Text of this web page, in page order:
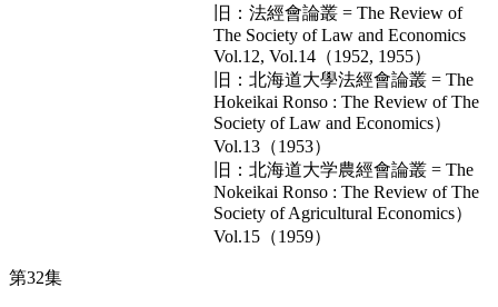
旧：法經會論叢 = The Review of
The Society of Law and Economics
Vol.12, Vol.14（1952, 1955）
旧：北海道大學法經會論叢 = The
Hokeikai Ronso : The Review of The
Society of Law and Economics）
Vol.13（1953）
旧：北海道大学農經會論叢 = The
Nokeikai Ronso : The Review of The
Society of Agricultural Economics）
Vol.15（1959）
第32集